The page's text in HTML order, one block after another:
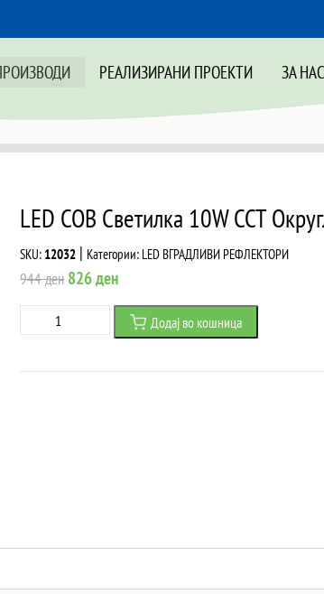
РЕАЛИЗИРАНИ ПРОЕКТИ ЗА НАС
LED COB Светилка 10W CCT
SKU: 12032 | Категории: LED ВГРАДЛИВИ РЕФЛЕКТОРИ
944ден Original
price
826денCurrent
price
COB
Светилка
количина
Додај во кошница